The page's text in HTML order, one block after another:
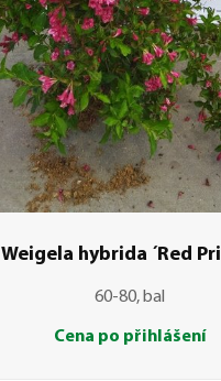
Weigela hybrida ´Red
60-80, bal
Cena po přihlášení